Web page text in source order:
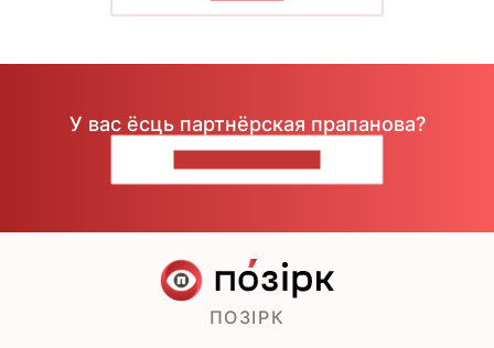
У вас ёсць партнёрская прапанова?
ПОЗІРК